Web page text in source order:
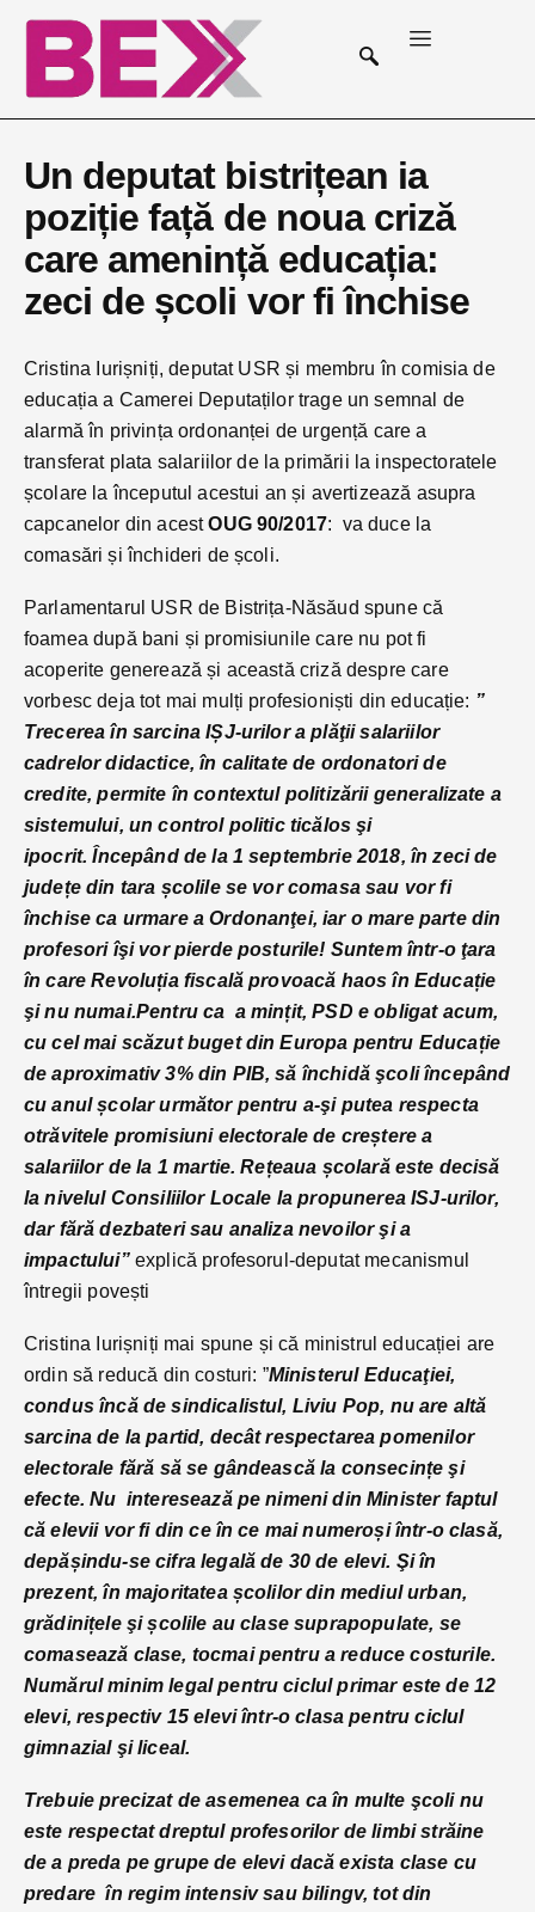
Un deputat bistrițean ia
poziție față de noua criză
care amenință educația:
zeci de școli vor fi închise
Cristina Iurișniți, deputat USR și membru în comisia de
educația a Camerei Deputaților trage un semnal de
alarmă în privința ordonanței de urgență care a
transferat plata salariilor de la primării la inspectoratele
școlare la începutul acestui an și avertizează asupra
capcanelor din acestOUG 90/2017: va duce la
comasări și închideri de școli.
Parlamentarul USR de Bistrița-Năsăud spune că
foamea după bani și promisiunile care nu pot fi
acoperite generează și această criză despre care
vorbesc deja tot mai mulți profesioniști din educație: ”
Trecerea în sarcina IȘJ-urilor a plăţii salariilor
cadrelor didactice, în calitate de ordonatori de
credite, permite în contextul politizării generalizate a
sistemului, un control politic ticălos şi
ipocrit. Începând de la 1 septembrie 2018, în zeci de
județe din tara școlile se vor comasa sau vor fi
închise ca urmare a Ordonanţei, iar o mare parte din
profesori îşi vor pierde posturile! Suntem într-o ţara
în care Revoluția fiscală provoacă haos în Educație
şi nu numai.Pentru ca a mințit, PSD e obligat acum,
cu cel mai scăzut buget din Europa pentru Educație
de aproximativ 3% din PIB, să închidă şcoli începând
cu anul școlar următor pentru a-şi putea respecta
otrăvitele promisiuni electorale de creștere a
salariilor de la 1 martie. Rețeaua școlară este decisă
la nivelul Consiliilor Locale la propunerea ISJ-urilor,
dar fără dezbateri sau analiza nevoilor şi a
impactului” explică profesorul-deputat mecanismul
întregii povești
Cristina Iurișniți mai spune și că ministrul educației are
ordin să reducă din costuri: ”Ministerul Educaţiei,
condus încă de sindicalistul, Liviu Pop, nu are altă
sarcina de la partid, decât respectarea pomenilor
electorale fără să se gândească la consecințe şi
efecte. Nu interesează pe nimeni din Minister faptul
că elevii vor fi din ce în ce mai numeroși într-o clasă,
depășindu-se cifra legală de 30 de elevi. Şi în
prezent, în majoritatea școlilor din mediul urban,
grădinițele şi școlile au clase suprapopulate, se
comasează clase, tocmai pentru a reduce costurile.
Numărul minim legal pentru ciclul primar este de 12
elevi, respectiv 15 elevi într-o clasa pentru ciclul
gimnazial şi liceal.
Trebuie precizat de asemenea ca în multe şcoli nu
este respectat dreptul profesorilor de limbi străine
de a preda pe grupe de elevi dacă exista clase cu
predare în regim intensiv sau bilingv, tot din